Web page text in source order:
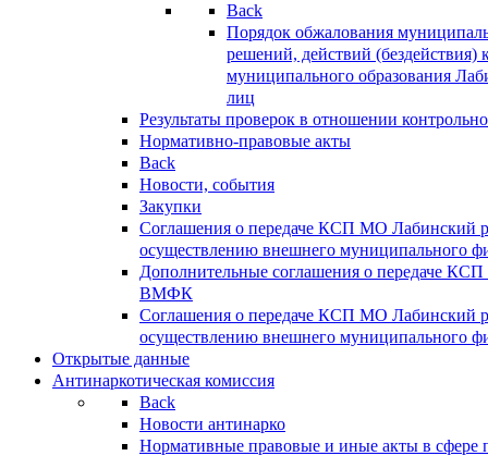
Back
Порядок обжалования
решений, действий (бездействия)
муниципального образования
лиц
Результаты проверок в отношении
Нормативно-правовые акты
Back
Новости, события
Закупки
Соглашения о передаче КСП МО Лабинский
осуществлению внешнего муниципального
Дополнительные соглашения о передаче
ВМФК
Соглашения о передаче КСП МО Лабинский
осуществлению внешнего муниципального
Открытые данные
Антинаркотическая комиссия
Back
Новости антинарко
Нормативные правовые и иные акты в сфере